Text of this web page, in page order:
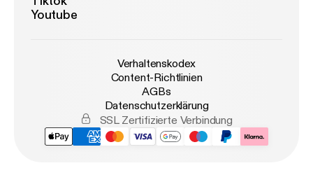
Youtube
Verhaltenskodex
Content-Richtlinien
AGBs
Datenschutzerklärung
SSL Zertifizierte Verbindung